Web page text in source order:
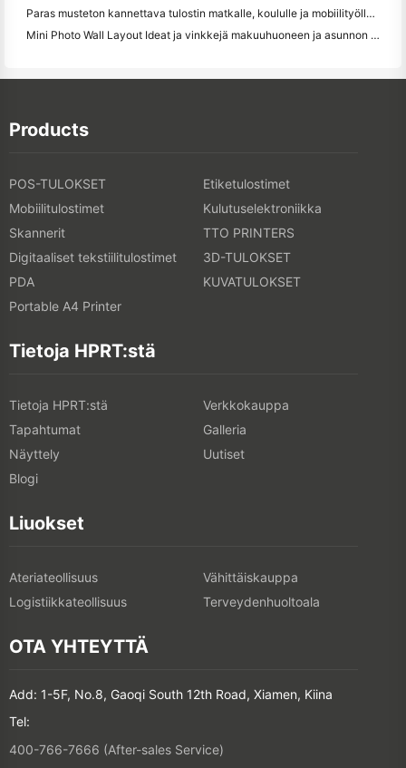
Paras musteton kannettava tulostin matkalle, koululle ja mobiilityölle: Hanin MT620 Pro Review
Mini Photo Wall Layout Ideat ja vinkkejä makuuhuoneen ja asunnon koristelu
Products
POS-TULOKSET
Etiketulostimet
Mobiilitulostimet
Kulutuselektroniikka
Skannerit
TTO PRINTERS
Digitaaliset tekstiilitulostimet
3D-TULOKSET
PDA
KUVATULOKSET
Portable A4 Printer
Tietoja HPRT:stä
Tietoja HPRT:stä
Verkkokauppa
Tapahtumat
Galleria
Näyttely
Uutiset
Blogi
Liuokset
Ateriateollisuus
Vähittäiskauppa
Logistiikkateollisuus
Terveydenhuoltoala
OTA YHTEYTTÄ
Add: 1-5F, No.8, Gaoqi South 12th Road, Xiamen, Kiina
Tel:
400-766-7666 (After-sales Service)